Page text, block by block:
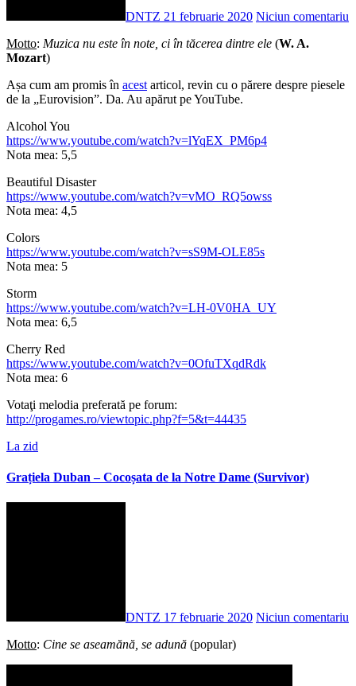
DNTZ 21 februarie 2020 Niciun comentariu
Motto: Muzica nu este în note, ci în tăcerea dintre ele (W. A.
Mozart)
Așa cum am promis în acest articol, revin cu o părere despre piesele
de la „Eurovision”. Da. Au apărut pe YouTube.
Alcohol You
https://www.youtube.com/watch?v=lYqEX_PM6p4
Nota mea: 5,5
Beautiful Disaster
https://www.youtube.com/watch?v=vMO_RQ5owss
Nota mea: 4,5
Colors
https://www.youtube.com/watch?v=sS9M-OLE85s
Nota mea: 5
Storm
https://www.youtube.com/watch?v=LH-0V0HA_UY
Nota mea: 6,5
Cherry Red
https://www.youtube.com/watch?v=0OfuTXqdRdk
Nota mea: 6
Votaţi melodia preferată pe forum:
http://progames.ro/viewtopic.php?f=5&t=44435
La zid
Grațiela Duban – Cocoșata de la Notre Dame (Survivor)
DNTZ 17 februarie 2020 Niciun comentariu
Motto: Cine se aseamănă, se adună (popular)